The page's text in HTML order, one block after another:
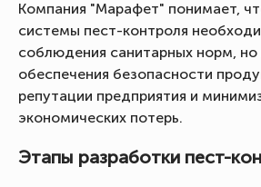
Компания "Марафет" понимает,
системы пест-контроля
соблюдения санитарных норм, но
обеспечения безопасности
репутации предприятия и
экономических потерь.
Этапы разработки пест-